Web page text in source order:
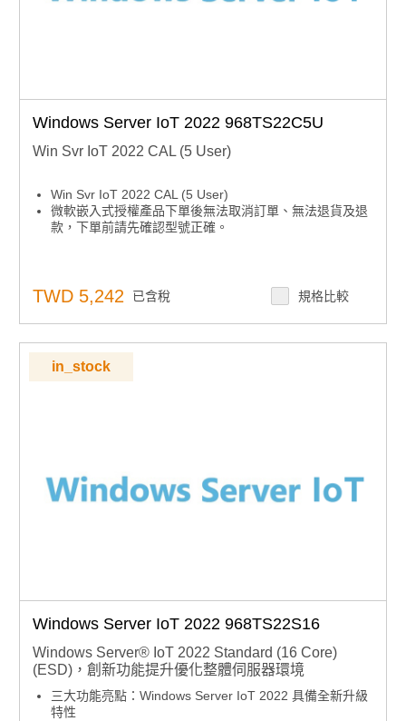
Windows Server IoT 2022 968TS22C5U
Win Svr IoT 2022 CAL (5 User)
Win Svr IoT 2022 CAL (5 User)
微軟嵌入式授權產品下單後無法取消訂單、無法退貨及退
款，下單前請先確認型號正確。
TWD 5,242 已含稅 規格比較
in_stock
Windows Server IoT 2022 968TS22S16
Windows Server® IoT 2022 Standard (16 Core)
(ESD)，創新功能提升優化整體伺服器環境
三大功能亮點：Windows Server IoT 2022 具備全新升級
特性